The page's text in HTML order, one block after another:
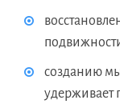
созданию
удерживает